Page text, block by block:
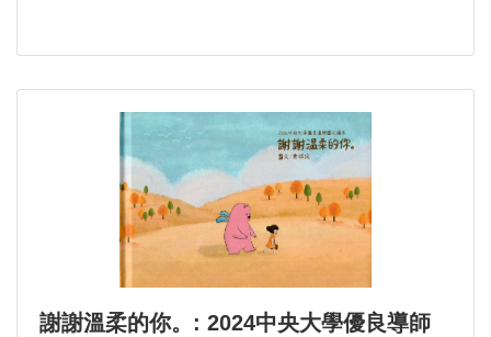
謝謝溫柔的你。: 2024中央大學優良導師